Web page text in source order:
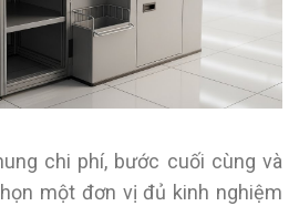
chi phí, bước cuối cùng và
một đơn vị đủ kinh nghiệm